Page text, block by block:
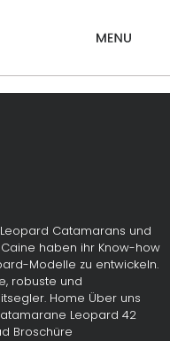
Catamarans und
haben ihr Know-how
Modelle zu entwickeln.
robuste und
Home Über uns
Leopard 42
Broschüre